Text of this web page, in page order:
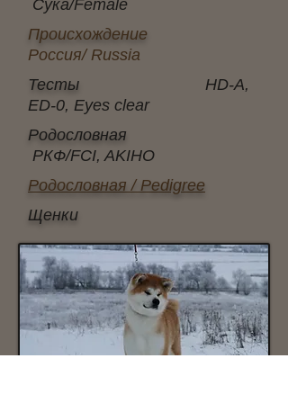
Сука/Female
Происхождение
Россия/ Russia
Тесты HD-A,
ED-0, Eyes clear
Родословная
РКФ/FCI, AKIHO
Родословная / Pedigree
Щенки